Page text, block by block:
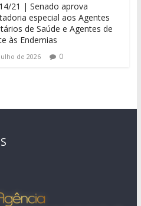
14/21 | Senado aprova
especial aos Agentes
de Saúde e Agentes de
às Endemias
de 2026 0